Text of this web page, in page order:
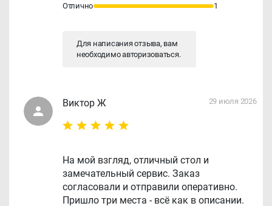
Виктор Ж 29 июля 2026
На мой взгляд, отличный стол и
замечательный сервис. Заказ
согласовали и отправили оперативно.
Пришло три места - всё как в описании.
Отлично
1
Для написания отзыва, вам
необходимоавторизоваться.